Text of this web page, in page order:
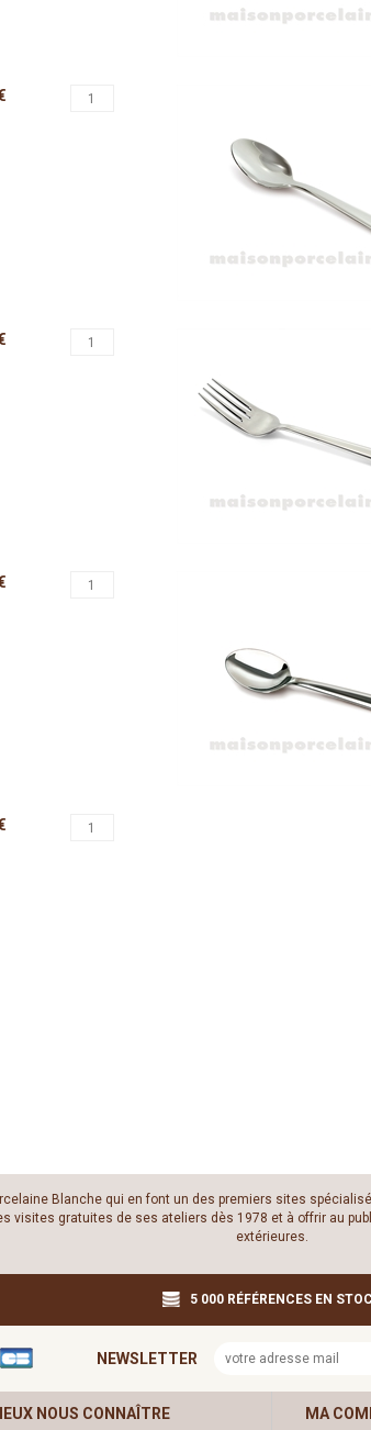
Blanche qui en font un des premiers sites
visites gratuites de ses ateliers dès 1978 et à offrir au
extérieures.
5 000 RÉFÉRENCES EN
NEWSLETTER
NOUS CONNAÎTRE MA